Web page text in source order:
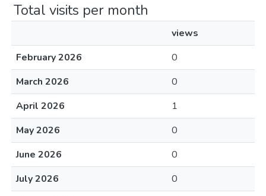
Total visits per month
views
February 2026
0
March 2026
0
April 2026
1
May 2026
0
June 2026
0
July 2026
0